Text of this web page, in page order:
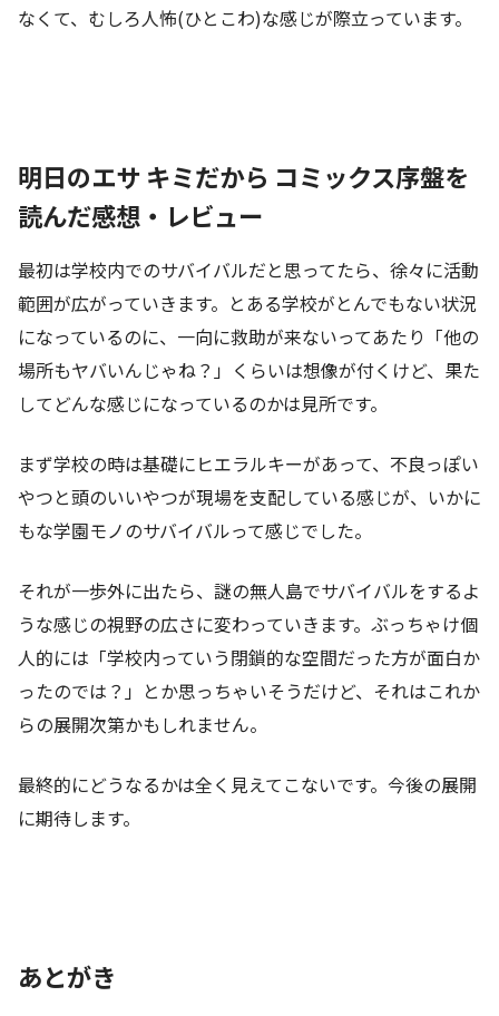
なくて、むしろ人怖(ひとこわ)な感じが際立っています。
明日のエサ キミだから コミックス序盤を
読んだ感想・レビュー
最初は学校内でのサバイバルだと思ってたら、徐々に活動
範囲が広がっていきます。とある学校がとんでもない状況
になっているのに、一向に救助が来ないってあたり「他の
場所もヤバいんじゃね？」くらいは想像が付くけど、果た
してどんな感じになっているのかは見所です。
まず学校の時は基礎にヒエラルキーがあって、不良っぽい
やつと頭のいいやつが現場を支配している感じが、いかに
もな学園モノのサバイバルって感じでした。
それが一歩外に出たら、謎の無人島でサバイバルをするよ
うな感じの視野の広さに変わっていきます。ぶっちゃけ個
人的には「学校内っていう閉鎖的な空間だった方が面白か
ったのでは？」とか思っちゃいそうだけど、それはこれか
らの展開次第かもしれません。
最終的にどうなるかは全く見えてこないです。今後の展開
に期待します。
あとがき